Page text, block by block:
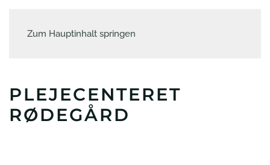
Zum Hauptinhalt springen
PLEJECENTERET
RØDEGÅRD